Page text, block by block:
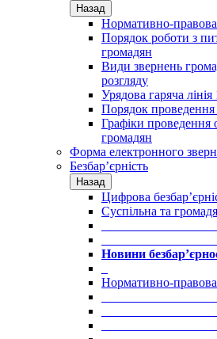
Назад
Нормативно-правова
Порядок роботи з
громадян
Види звернень
розгляду
Урядова гаряча лінія
Порядок
Графіки проведення
громадян
Форма електронного
Безбар’єрність
Назад
Цифрова
Суспільна та
Новини
Нормативно-правова